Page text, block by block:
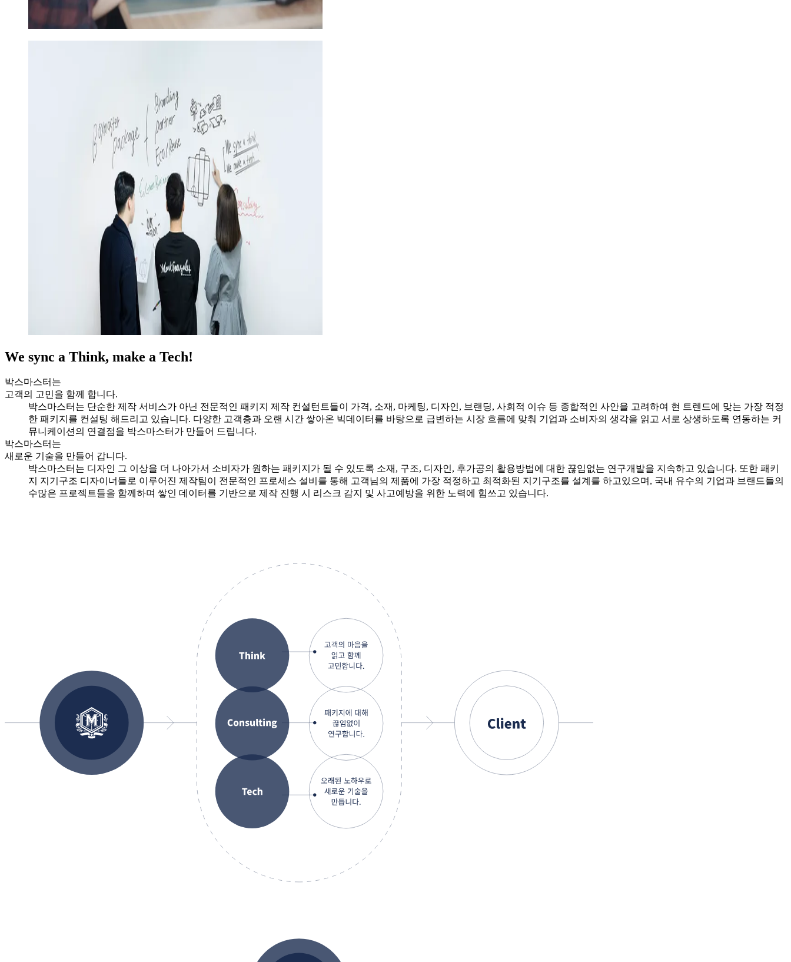
We sync a Think, make a Tech!
박스마스터는
고객의 고민을 함께 합니다.
박스마스터는 단순한 제작 서비스가 아닌 전문적인 패키지 제작 컨설턴트들이 가격, 소재, 마케팅, 디자인, 브랜딩, 사회적 이슈 등 종합적인 사안을 고려하여 현 트렌드에 맞는 가장 적정
한 패키지를 컨설팅 해드리고 있습니다. 다양한 고객층과 오랜 시간 쌓아온 빅데이터를 바탕으로 급변하는 시장 흐름에 맞춰 기업과 소비자의 생각을 읽고 서로 상생하도록 연동하는 커
뮤니케이션의 연결점을 박스마스터가 만들어 드립니다.
박스마스터는
새로운 기술을 만들어 갑니다.
박스마스터는 디자인 그 이상을 더 나아가서 소비자가 원하는 패키지가 될 수 있도록 소재, 구조, 디자인, 후가공의 활용방법에 대한 끊임없는 연구개발을 지속하고 있습니다. 또한 패키
지 지기구조 디자이너들로 이루어진 제작팀이 전문적인 프로세스 설비를 통해 고객님의 제품에 가장 적정하고 최적화된 지기구조를 설계를 하고있으며, 국내 유수의 기업과 브랜드들의
수많은 프로젝트들을 함께하며 쌓인 데이터를 기반으로 제작 진행 시 리스크 감지 및 사고예방을 위한 노력에 힘쓰고 있습니다.